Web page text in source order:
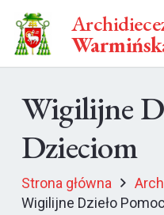
Wigilijne
Dzieciom
Strona główna
Wigilijne Dzieło